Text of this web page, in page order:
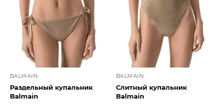
BALMAIN
Раздельный купальник
Balmain
BALMAIN
Слитный купальник
Balmain